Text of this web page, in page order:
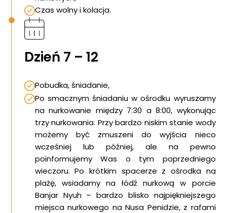
Blog
Czas wolny i kolacja.
Dzień 7 – 12
Pobudka, śniadanie,
Po smacznym śniadaniu w ośrodku wyruszamy
na nurkowanie między 7:30 a 8:00, wykonując
trzy nurkowania. Przy bardzo niskim stanie wody
możemy być zmuszeni do wyjścia nieco
wcześniej lub później, ale na pewno
poinformujemy Was o tym poprzedniego
wieczoru. Po krótkim spacerze z ośrodka na
plażę, wsiadamy na łódź nurkową w porcie
Banjar Nyuh – bardzo blisko najpiękniejszego
miejsca nurkowego na Nusa Penidzie, z rafami